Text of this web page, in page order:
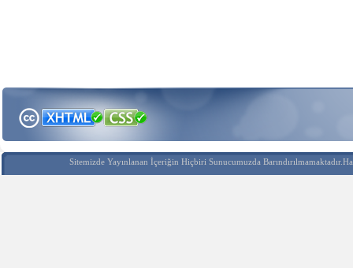
Sitemizde Yayınlanan İçeriğin Hiçbiri Sunucumuzda